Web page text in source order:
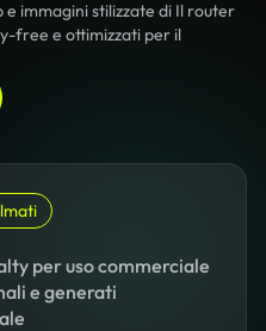
immagini stilizzate di Il router
free e ottimizzati per il
per uso commerciale
e generati